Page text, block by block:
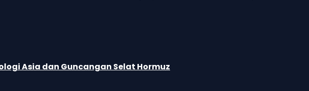
Asia dan Guncangan Selat Hormuz